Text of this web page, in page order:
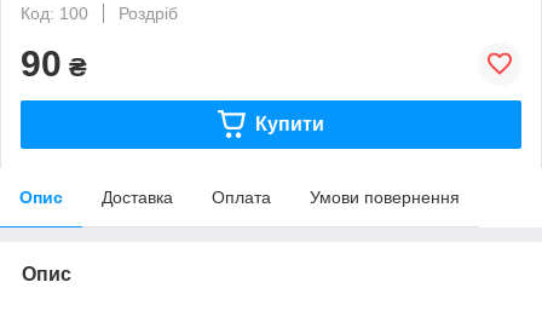
Код: 100
Роздріб
90 ₴
Купити
Опис Доставка Оплата Умови повернення
Опис